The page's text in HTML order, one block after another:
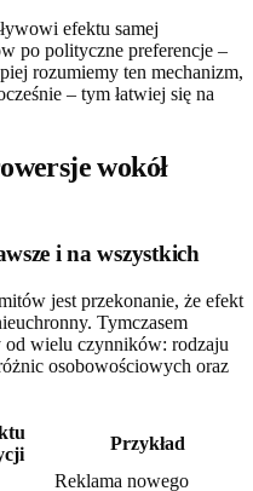
efektu samej
po polityczne preferencje –
rozumiemy ten mechanizm,
– tym łatwiej się na
wokół
i na wszystkich
jest przekonanie, że efekt
Tymczasem
od wielu czynników: rodzaju
osobowościowych oraz
Przykład
Reklama nowego